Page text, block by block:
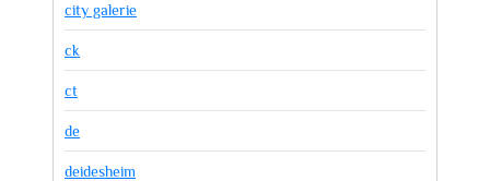
city galerie
ck
ct
de
deidesheim